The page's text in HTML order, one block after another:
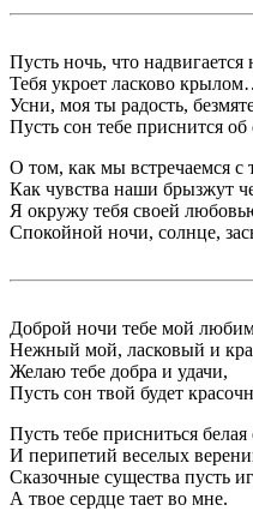
Пусть ночь, что надвигается
Тебя укроет ласково
Усни, моя ты радость,
Пусть сон тебе приснится
О том, как мы встречаемся с
Как чувства наши брызжут
Я окружу тебя своей
Спокойной ночи, солнце,
Доброй ночи тебе мой
Нежный мой, ласковый и
Желаю тебе добра и удачи,
Пусть сон твой будет
Пусть тебе присниться
И перипетий веселых
Сказочные существа пусть
А твое сердце тает во мне.